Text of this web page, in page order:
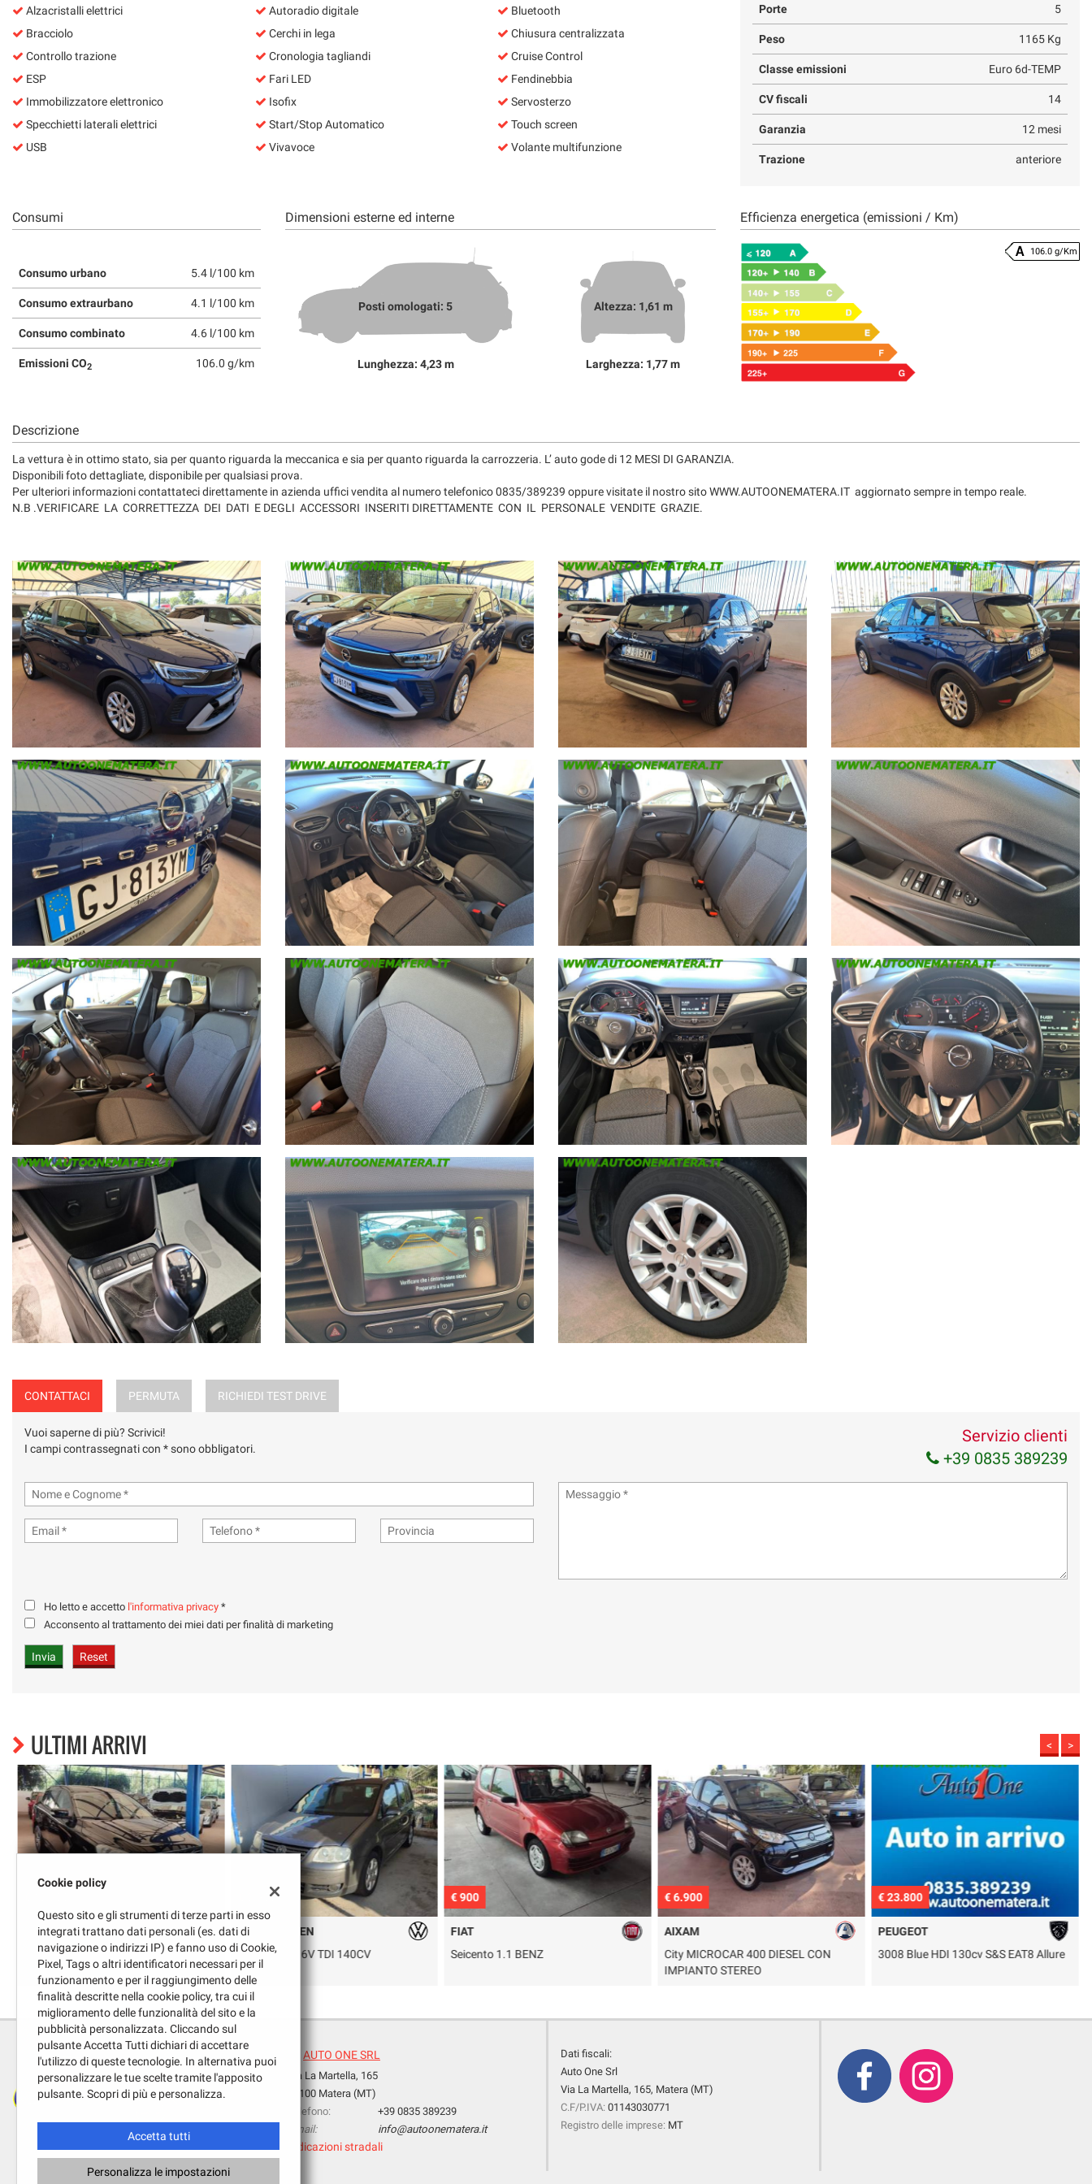
Alzacristalli elettrici
Bracciolo
Controllo trazione
ESP
Immobilizzatore elettronico
Specchietti laterali elettrici
USB
Autoradio digitale
Cerchi in lega
Cronologia tagliandi
Fari LED
Isofix
Start/Stop Automatico
Vivavoce
Bluetooth
Chiusura centralizzata
Cruise Control
Fendinebbia
Servosterzo
Touch screen
Volante multifunzione
Porte 5
Peso 1165 Kg
Classe emissioni Euro 6d-TEMP
CV fiscali 14
Garanzia 12 mesi
Trazione anteriore
Consumi
Consumo urbano 5.4 l/100 km
Consumo extraurbano 4.1 l/100 km
Consumo combinato 4.6 l/100 km
Emissioni CO2 106.0 g/km
Dimensioni esterne ed interne
Posti omologati: 5
Lunghezza: 4,23 m
Altezza: 1,61 m
Larghezza: 1,77 m
Efficienza energetica (emissioni / Km)
106.0 g/Km
Descrizione
La vettura è in ottimo stato, sia per quanto riguarda la meccanica e sia per quanto riguarda la carrozzeria. L’ auto gode di 12 MESI DI GARANZIA.
Disponibili foto dettagliate, disponibile per qualsiasi prova.
Per ulteriori informazioni contattateci direttamente in azienda uffici vendita al numero telefonico 0835/389239 oppure visitate il nostro sito WWW.AUTOONEMATERA.IT aggiornato sempre in tempo reale.
N.B .VERIFICARE LA CORRETTEZZA DEI DATI E DEGLI ACCESSORI INSERITI DIRETTAMENTE CON IL PERSONALE VENDITE GRAZIE.
CONTATTACI PERMUTA RICHIEDI TEST DRIVE
Vuoi saperne di più? Scrivici!
I campi contrassegnati con * sono obbligatori.
Servizio clienti
+39 0835 389239
Ho letto e accetto l'informativa privacy *
Acconsento al trattamento dei miei dati per finalità di marketing
ULTIMI ARRIVI < >
VOLVO
XC60 D3
€ 3.900
VOLKSWAGEN
Touran 2.0 16V TDI 140CV
€ 900
FIAT
Seicento 1.1 BENZ
€ 6.900
AIXAM
City MICROCAR 400 DIESEL CON
IMPIANTO STEREO
€ 23.800
PEUGEOT
3008 Blue HDI 130cv S&S EAT8 Allure
AUTO ONE SRL
Via La Martella, 165
75100 Matera (MT)
Telefono:
+39 0835 389239
Email:
info@autoonematera.it
Indicazioni stradali
Dati fiscali:
Auto One Srl
Via La Martella, 165, Matera (MT)
C.F/P.IVA: 01143030771
Registro delle imprese: MT
Cookie policy
Questo sito e gli strumenti di terze parti in esso
integrati trattano dati personali (es. dati di
navigazione o indirizzi IP) e fanno uso di Cookie,
Pixel, Tags o altri identificatori necessari per il
funzionamento e per il raggiungimento delle
finalità descritte nella cookie policy, tra cui il
miglioramento delle funzionalità del sito e la
pubblicità personalizzata. Cliccando sul
pulsante Accetta Tutti dichiari di accettare
l'utilizzo di queste tecnologie. In alternativa puoi
personalizzare le tue scelte tramite l'apposito
pulsante. Scopri di più e personalizza.
Accetta tutti
Personalizza le impostazioni
questi
strumenti
tracciamento
si
rimanda
cookie
policy.
modificare
le
in
qualsiasi
momento.
Cookie delle preferenze
Cookie analitici
Cookie di marketing
Leggi
la